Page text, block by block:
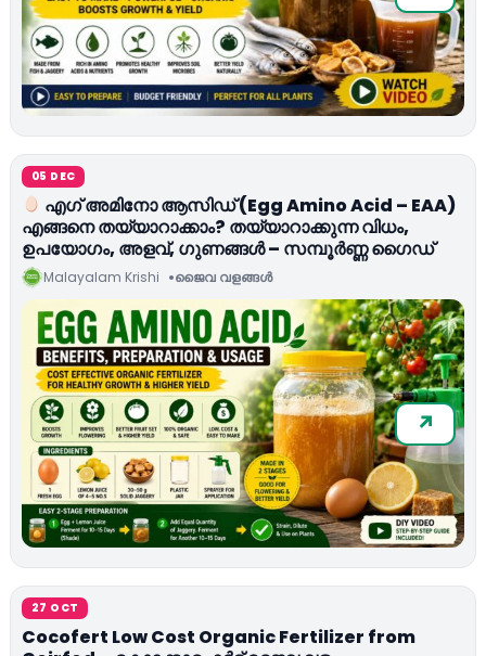
05 DEC
എഗ് അമിനോ ആസിഡ് (Egg Amino Acid – EAA)
എങ്ങനെ തയ്യാറാക്കാം? തയ്യാറാക്കുന്ന വിധം,
ഉപയോഗം, അളവ്, ഗുണങ്ങൾ – സമ്പൂർണ്ണ ഗൈഡ്
Malayalam Krishi ജൈവ വളങ്ങള്‍
27 OCT
Cocofert Low Cost Organic Fertilizer from